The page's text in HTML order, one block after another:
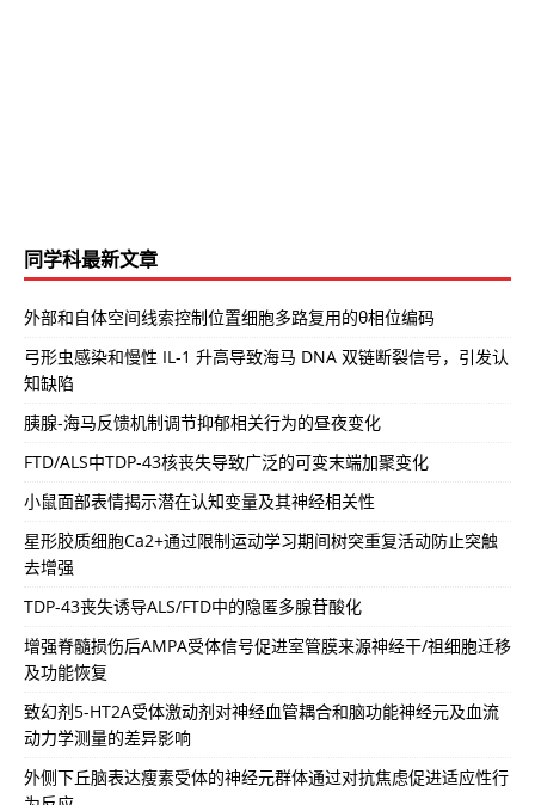
同学科最新文章
外部和自体空间线索控制位置细胞多路复用的θ相位编码
弓形虫感染和慢性 IL-1 升高导致海马 DNA 双链断裂信号，引发认
知缺陷
胰腺-海马反馈机制调节抑郁相关行为的昼夜变化
FTD/ALS中TDP-43核丧失导致广泛的可变末端加聚变化
小鼠面部表情揭示潜在认知变量及其神经相关性
星形胶质细胞Ca2+通过限制运动学习期间树突重复活动防止突触
去增强
TDP-43丧失诱导ALS/FTD中的隐匿多腺苷酸化
增强脊髓损伤后AMPA受体信号促进室管膜来源神经干/祖细胞迁移
及功能恢复
致幻剂5-HT2A受体激动剂对神经血管耦合和脑功能神经元及血流
动力学测量的差异影响
外侧下丘脑表达瘦素受体的神经元群体通过对抗焦虑促进适应性行